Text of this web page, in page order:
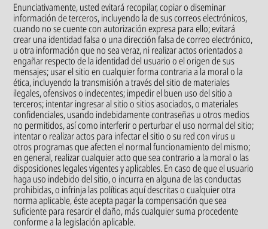
Enunciativamente, usted evitará recopilar, copiar o diseminar
información de terceros, incluyendo la de sus correos electrónicos,
cuando no se cuente con autorización expresa para ello; evitará
crear una identidad falsa o una dirección falsa de correo electrónico,
u otra información que no sea veraz, ni realizar actos orientados a
engañar respecto de la identidad del usuario o el origen de sus
mensajes; usar el sitio en cualquier forma contraria a la moral o la
ética, incluyendo la transmisión a través del sitio de materiales
ilegales, ofensivos o indecentes; impedir el buen uso del sitio a
terceros; intentar ingresar al sitio o sitios asociados, o materiales
confidenciales, usando indebidamente contraseñas u otros medios
no permitidos, así como interferir o perturbar el uso normal del sitio;
intentar o realizar actos para infectar el sitio o su red con virus u
otros programas que afecten el normal funcionamiento del mismo;
en general, realizar cualquier acto que sea contrario a la moral o las
disposiciones legales vigentes y aplicables. En caso de que el usuario
haga uso indebido del sitio, o incurra en alguna de las conductas
prohibidas, o infrinja las políticas aquí descritas o cualquier otra
norma aplicable, éste acepta pagar la compensación que sea
suficiente para resarcir el daño, más cualquier suma procedente
conforme a la legislación aplicable.